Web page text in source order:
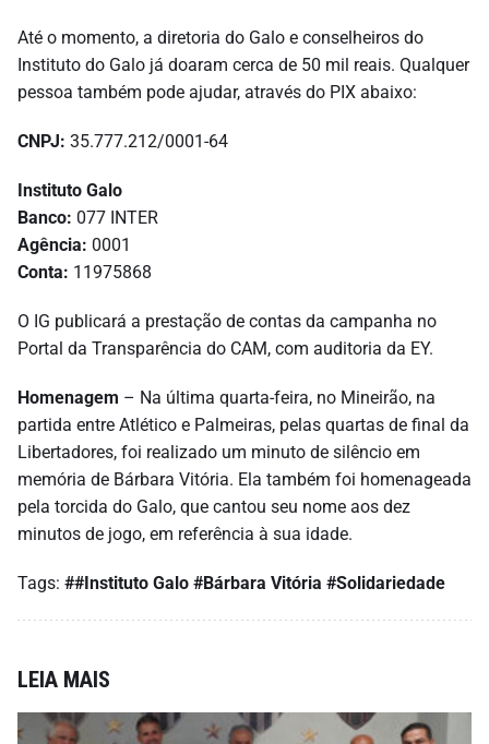
Até o momento, a diretoria do Galo e conselheiros do
Instituto do Galo já doaram cerca de 50 mil reais. Qualquer
pessoa também pode ajudar, através do PIX abaixo:
CNPJ: 35.777.212/0001-64
Instituto Galo
Banco: 077 INTER
Agência: 0001
Conta: 11975868
O IG publicará a prestação de contas da campanha no
Portal da Transparência do CAM, com auditoria da EY.
Homenagem – Na última quarta-feira, no Mineirão, na
partida entre Atlético e Palmeiras, pelas quartas de final da
Libertadores, foi realizado um minuto de silêncio em
memória de Bárbara Vitória. Ela também foi homenageada
pela torcida do Galo, que cantou seu nome aos dez
minutos de jogo, em referência à sua idade.
Tags: ##Instituto Galo #Bárbara Vitória #Solidariedade
LEIA MAIS